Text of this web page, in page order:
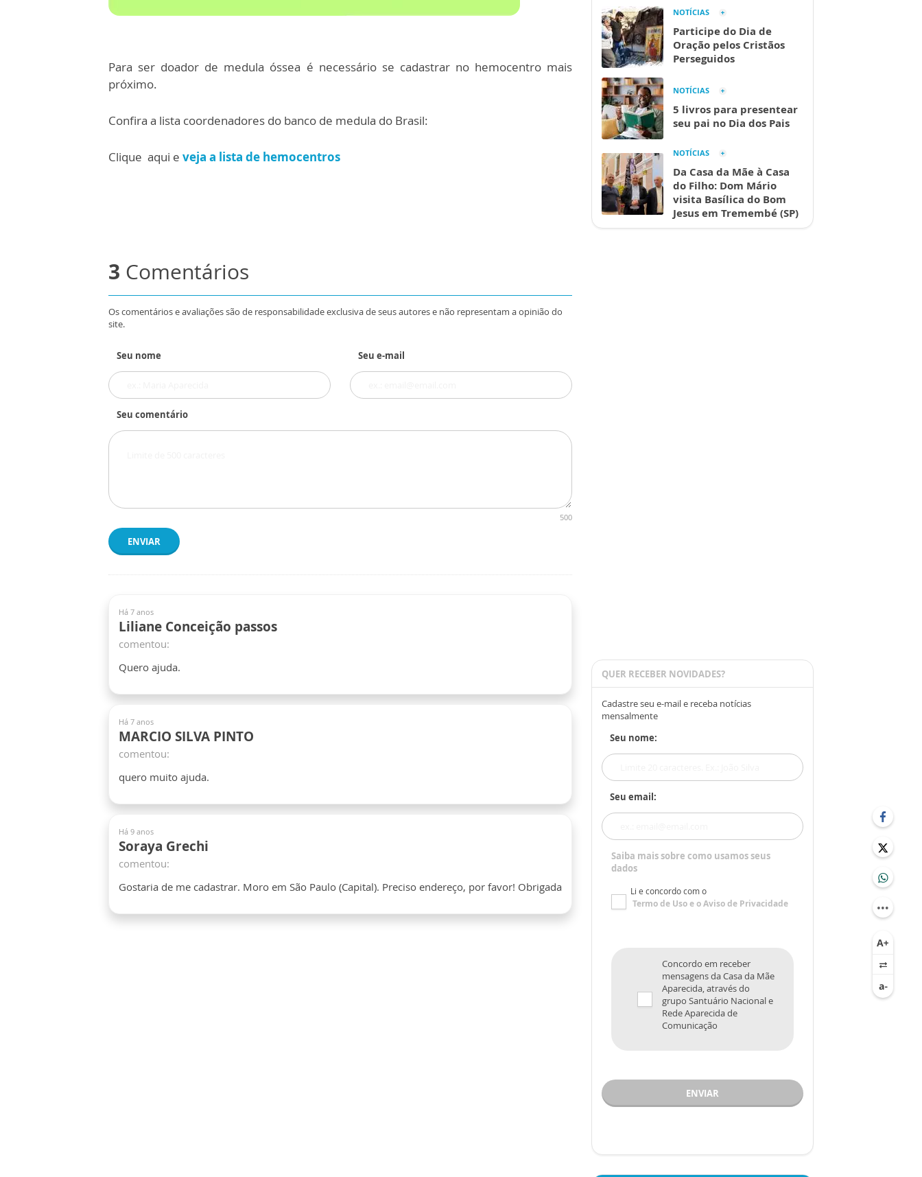
Para ser doador de medula óssea é necessário se cadastrar no hemocentro mais
próximo.
Confira a lista coordenadores do banco de medula do Brasil:
Clique aqui e veja a lista de hemocentros
3 Comentários
Os comentários e avaliações são de responsabilidade exclusiva de seus autores e não representam a opinião do
site.
Seu nome Seu e-mail
Seu comentário
500
ENVIAR
Há 7 anos
Liliane Conceição passos
comentou:
Quero ajuda.
Há 7 anos
MARCIO SILVA PINTO
comentou:
quero muito ajuda.
Há 9 anos
Soraya Grechi
comentou:
Gostaria de me cadastrar. Moro em São Paulo (Capital). Preciso endereço, por favor! Obrigada
NOTÍCIAS
Participe do Dia de
Oração pelos Cristãos
Perseguidos
NOTÍCIAS
5 livros para presentear
seu pai no Dia dos Pais
NOTÍCIAS
Da Casa da Mãe à Casa
do Filho: Dom Mário
visita Basílica do Bom
Jesus em Tremembé (SP)
QUER RECEBER NOVIDADES?
Cadastre seu e-mail e receba notícias
mensalmente
Seu nome:
Seu email:
Saiba mais sobre como usamos seus
dados
Li e concordo com o
Termo de Usoe oAviso de Privacidade
Concordo em receber
mensagens da Casa da Mãe
Aparecida, através do
grupo Santuário Nacional e
Rede Aparecida de
Comunicação
ENVIAR